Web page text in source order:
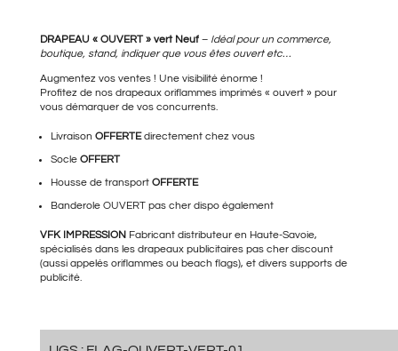
PRIX
INITIAL
ÉTAIT :
139,00€.
PRIX
99,00€.
DRAPEAU « OUVERT » vert Neuf– Idéal pour un commerce,
boutique, stand, indiquer que vous êtes ouvert etc…
Augmentez vos ventes ! Une visibilité énorme !
Profitez de nos drapeaux oriflammes imprimés « ouvert » pour
vous démarquer de vos concurrents.
Livraison OFFERTEdirectement chez vous
Socle OFFERT
Housse de transport OFFERTE
Banderole OUVERT pas cherdispo également
VFK IMPRESSION Fabricant distributeur en Haute-Savoie,
spécialisés dans les drapeaux publicitaires pas cher discount
(aussi appelés oriflammes ou beach flags), et divers supports de
publicité.